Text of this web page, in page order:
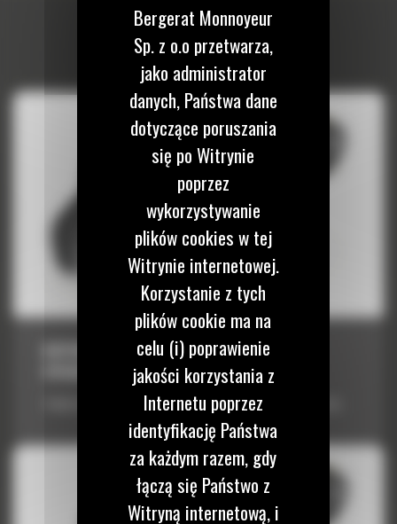
KOPARKO-ŁADOWARKI 415-444 Z
HYDRAULICZNĄ BLOKADĄ
Zwiększenie wszechstronności maszyny i ogólnej wydajności pracy
Bergerat Monnoyeur
Sp. z o.o przetwarza,
jako administrator
danych, Państwa dane
dotyczące poruszania
się po Witrynie
poprzez
wykorzystywanie
plików cookies w tej
Witrynie internetowej.
Korzystanie z tych
plików cookie ma na
celu (i) poprawienie
jakości korzystania z
Internetu poprzez
identyfikację Państwa
za każdym razem, gdy
łączą się Państwo z
Witryną internetową, i